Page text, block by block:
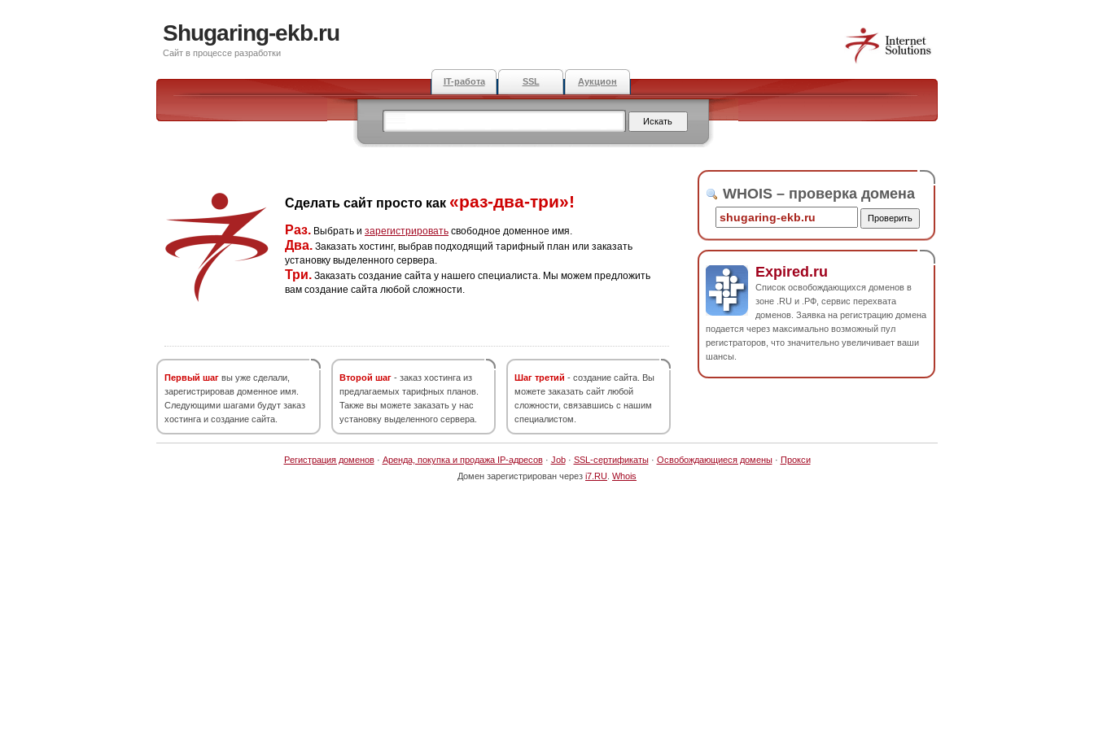
Shugaring-ekb.ru
Сайт в процессе разработки
IT-работа SSL Аукцион
Сделать сайт просто как «раз-два-три»!
Раз. Выбрать и зарегистрировать свободное доменное имя.
Два. Заказать хостинг, выбрав подходящий тарифный план или заказать
установку выделенного сервера.
Три. Заказать создание сайта у нашего специалиста. Мы можем предложить
вам создание сайта любой сложности.
Первый шаг вы уже сделали,
зарегистрировав доменное имя.
Следующими шагами будут заказ
хостинга и создание сайта.
Второй шаг - заказ хостинга из
предлагаемых тарифных планов.
Также вы можете заказать у нас
установку выделенного сервера.
Шаг третий - создание сайта. Вы
можете заказать сайт любой
сложности, связавшись с нашим
специалистом.
WHOIS – проверка домена
Expired.ru
Список освобождающихся доменов в
зоне .RU и .РФ, сервис перехвата
доменов. Заявка на регистрацию домена
подается через максимально возможный пул
регистраторов, что значительно увеличивает ваши
шансы.
Регистрация доменов· Аренда, покупка и продажа IP-адресов· Job· SSL-сертификаты· Освобождающиеся домены· Прокси
Домен зарегистрирован через i7.RU Whois